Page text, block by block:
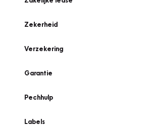
Zekerheid
Verzekering
Garantie
Pechhulp
Labels